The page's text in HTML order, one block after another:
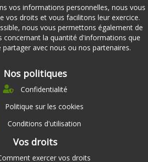
vos informations personnelles, nous vous
vos droits et vous facilitons leur exercice.
nous vous permettons également de
concernant la quantité d'informations que
partager avec nous ou nos partenaires.
Nos politiques
Confidentialité
Politique sur les cookies
Conditions d'utilisation
Vos droits
exercer vos droits
À propos